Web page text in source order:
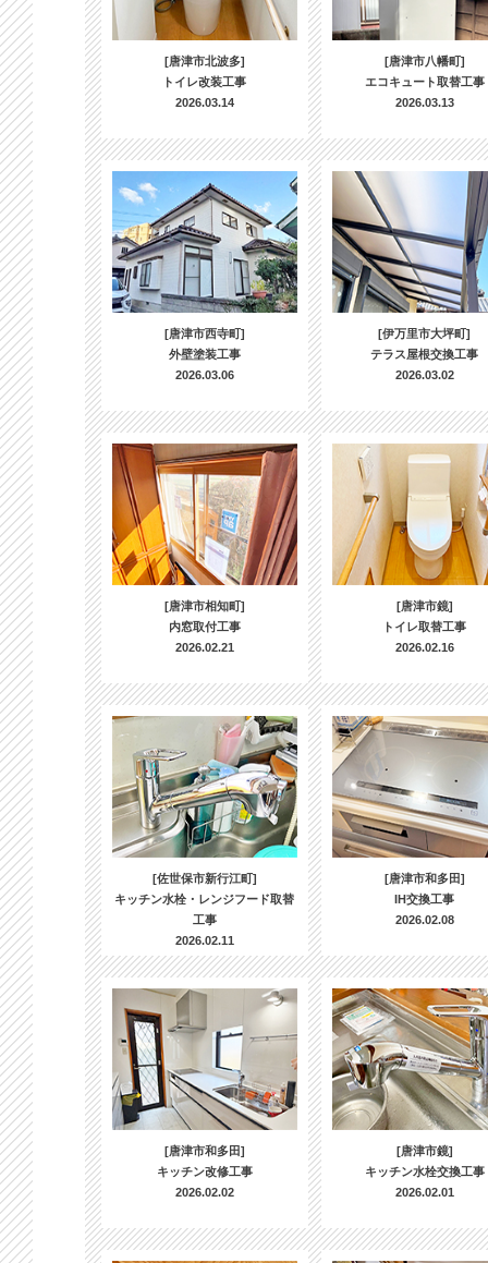
[唐津市北波多]
トイレ改装工事
2026.03.14
[唐津市八幡町]
エコキュート取替工事
2026.03.13
[唐津市西寺町]
外壁塗装工事
2026.03.06
[伊万里市大坪町]
テラス屋根交換工事
2026.03.02
[唐津市相知町]
内窓取付工事
2026.02.21
[唐津市鏡]
トイレ取替工事
2026.02.16
[佐世保市新行江町]
キッチン水栓・レンジフード取替
工事
2026.02.11
[唐津市和多田]
IH交換工事
2026.02.08
[唐津市和多田]
キッチン改修工事
2026.02.02
[唐津市鏡]
キッチン水栓交換工事
2026.02.01